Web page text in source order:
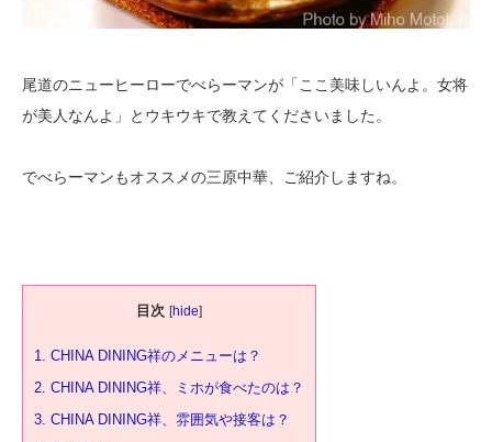
尾道のニューヒーローでべらーマンが「ここ美味しいんよ。女将
が美人なんよ」とウキウキで教えてくださいました。
でべらーマンもオススメの三原中華、ご紹介しますね。
目次 [hide]
1. CHINA DINING祥のメニューは？
2. CHINA DINING祥、ミホが食べたのは？
3. CHINA DINING祥、雰囲気や接客は？